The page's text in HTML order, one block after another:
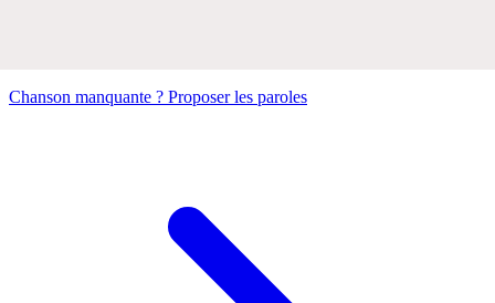
Chanson manquante ? Proposer les paroles